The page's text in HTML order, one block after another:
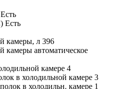
Есть
Есть
камеры, л 396
камеры автоматическое
камере 4
в холодильной камере 3
в холодильн. камере 1